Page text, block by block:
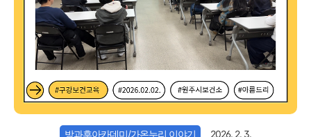
방과후아카데미/가온누리 이야기 2026. 2. 3.